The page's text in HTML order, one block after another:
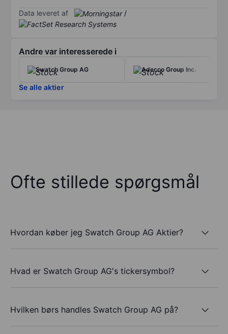
Data leveret af /
Andre var interesserede i
Swatch Group AG Adecco Group Inc.
Se alle aktier
Ofte stillede spørgsmål
Hvordan køber jeg Swatch Group AG Aktier?
Hvad er Swatch Group AG's tickersymbol?
Hvilken børs handles Swatch Group AG på?